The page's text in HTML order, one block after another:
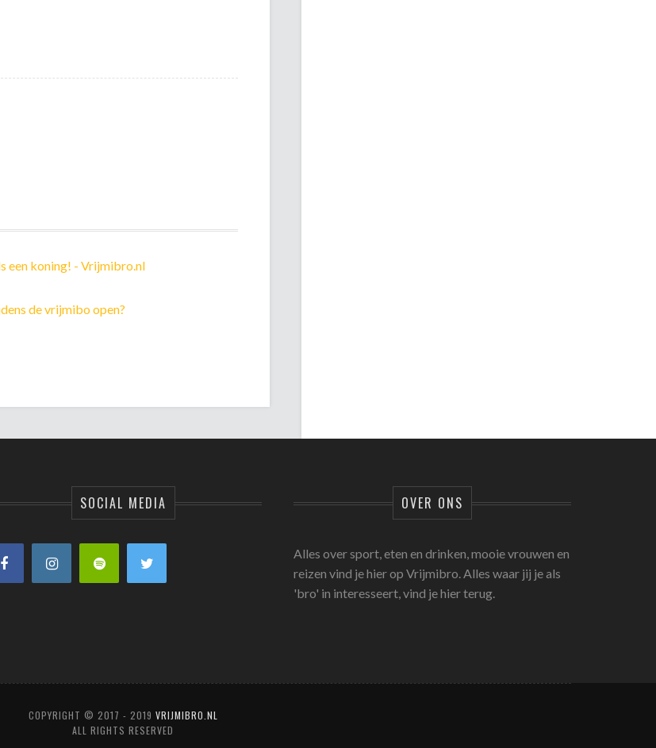
een koning! - Vrijmibro.nl
de vrijmibo open?
SOCIAL MEDIA OVER ONS
Alles over sport, eten en drinken, mooie vrouwen en
reizen vind je hier op Vrijmibro. Alles waar jij je als
'bro' in interesseert, vind je hier terug.
COPYRIGHT © 2017 - 2019 VRIJMIBRO.NL
ALL RIGHTS RESERVED